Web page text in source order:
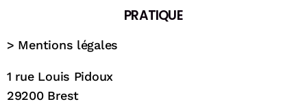
PRATIQUE
> Mentions légales
1 rue Louis Pidoux
29200 Brest